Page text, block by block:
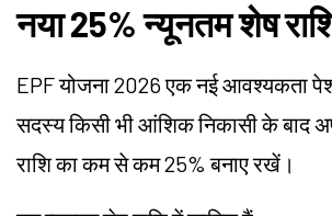
नया 25% न्यूनतम शेष
EPF योजना 2026 एक नई आवश्यकता
सदस्य किसी भी आंशिक निकासी के बाद
राशि का कम से कम 25% बनाए रखें।